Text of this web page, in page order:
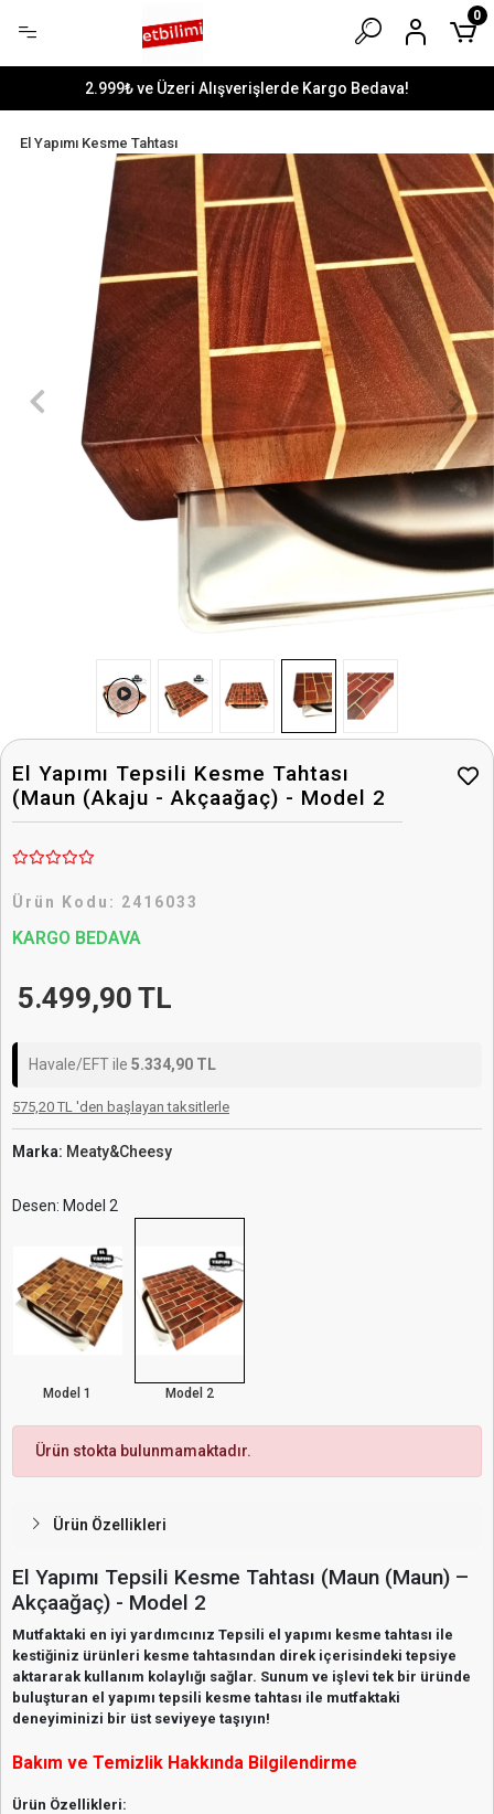
2.999₺ ve Üzeri Alışverişlerde Kargo Bedava!
0
El Yapımı Kesme Tahtası
El Yapımı Tepsili Kesme Tahtası
(Maun (Akaju - Akçaağaç) - Model 2
Ürün Kodu: 2416033
KARGO BEDAVA
5.499,90 TL
Havale/EFT ile 5.334,90 TL
575,20 TL 'den başlayan taksitlerle
Marka: Meaty&Cheesy
Desen: Model 2
Model 1 Model 2
Ürün stokta bulunmamaktadır.
Ürün Özellikleri
El Yapımı Tepsili Kesme Tahtası (Maun (Maun) –
Akçaağaç) - Model 2
Mutfaktaki en iyi yardımcınız Tepsili el yapımı kesme tahtası ile
kestiğiniz ürünleri kesme tahtasından direk içerisindeki tepsiye
aktararak kullanım kolaylığı sağlar. Sunum ve işlevi tek bir üründe
buluşturan el yapımı tepsili kesme tahtası ile mutfaktaki
deneyiminizi bir üst seviyeye taşıyın!
Bakım ve Temizlik Hakkında Bilgilendirme
Ürün Özellikleri: